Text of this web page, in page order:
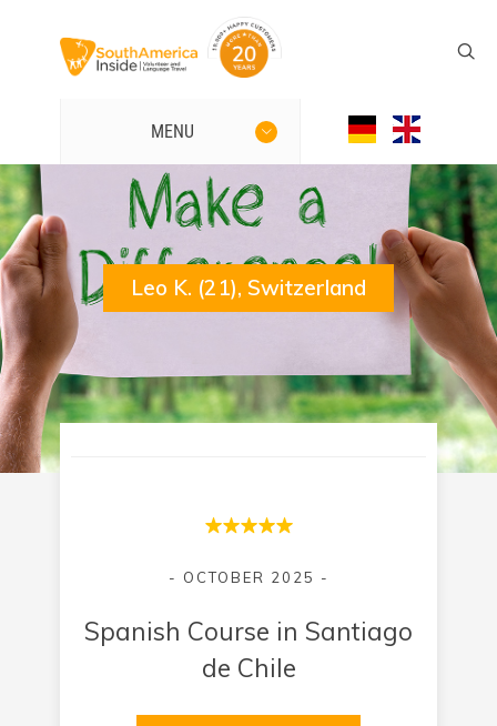
MENU
Leo K. (21), Switzerland
- OCTOBER 2025 -
Spanish Course in Santiago
de Chile